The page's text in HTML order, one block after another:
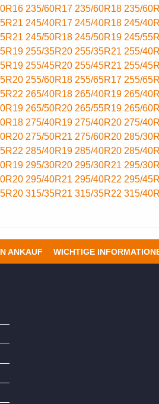
235/60R17 235/60R18 235/
245/40R17 245/40R18 245/
245/50R18 245/50R19 245/
255/35R20 255/35R21 255/
255/45R20 255/45R21 255/
255/60R18 255/65R17 255/
265/40R18 265/40R19 265/
265/50R20 265/55R19 265/
275/40R19 275/40R20 275/
275/50R21 275/60R20 285/
285/40R19 285/40R20 285/
295/30R20 295/30R21 295/
295/40R21 295/40R22 295/
315/35R21 315/35R22 315/
ANKAUF WICHTIGE